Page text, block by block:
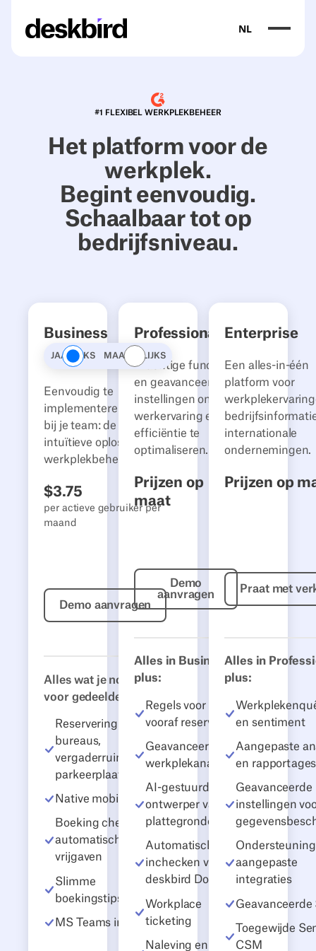
NL
#1 FLEXIBEL WERKPLEKBEHEER
Het platform voor de
werkplek.
Begint eenvoudig.
Schaalbaar tot op
bedrijfsniveau.
Business
Betalingsplannen
JAARLIJKS MAANDELIJKS
Eenvoudig te
implementeren, geliefd
bij je team: de meest
intuïtieve oplossing voor
werkplekbeheer.
$3.75
per actieve gebruiker per
maand
Demo aanvragen
Demo aanvragen
Alles wat je nodig hebt
voor gedeelde bureaus:
Reservering van
bureaus,
vergaderruimtes en
parkeerplaatsen
Native mobiele apps
Boeking check-ins en
automatische
vrijgaven
Slimme
boekingstips
MS Teams integratie
Professional
Krachtige functies
en geavanceerde
instellingen om de
werkervaring en
efficiëntie te
optimaliseren.
Prijzen op
maat
Demo aanvragen
Demo
aanvragen
Alles in Business,
plus:
Regels voor het
vooraf reserveren
Geavanceerde
werkplekanalyse
AI-gestuurde
ontwerper van
plattegronden
Automatisch
inchecken via
deskbird Dock
Workplace
ticketing
Naleving en
Enterprise
Een alles-in-één
platform voor
internationale
ondernemingen.
Prijzen op
Praat met
Alles in
plus:
en sentiment
Aangepaste
en rapportages
Geavanceerde
instellingen
aangepaste
integraties
Geavanceerde
Toegewijde
CSM